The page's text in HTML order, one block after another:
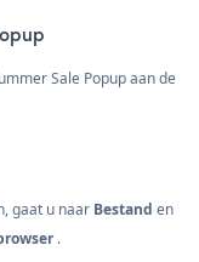
Sale Popup aan de
gaat u naar Bestand en
.